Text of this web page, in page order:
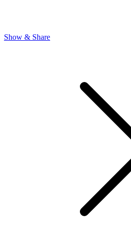
Show & Share